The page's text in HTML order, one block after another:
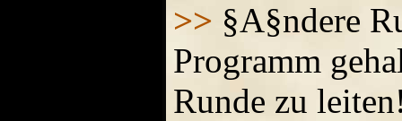
>> §A§ndere
Programm
Runde zu